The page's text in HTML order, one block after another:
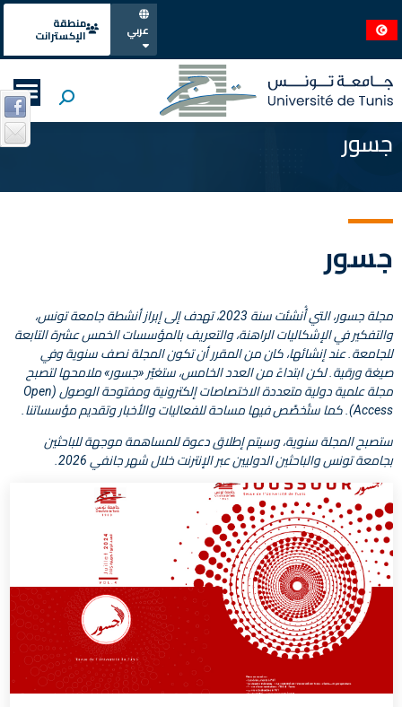
عربي
منطقة
الإكسترانت
جسور
جسور
مجلة جسور، التي أُنشئت سنة 2023، تهدف إلى إبراز أنشطة جامعة تونس،
والتفكير في الإشكاليات الراهنة، والتعريف بالمؤسسات الخمس عشرة التابعة
للجامعة. عند إنشائها، كان من المقرر أن تكون المجلة نصف سنوية وفي
صيغة ورقية. لكن ابتداءً من العدد الخامس، ستغيّر «جسور» ملامحها لتصبح
مجلة علمية دولية متعددة الاختصاصات إلكترونية ومفتوحة الوصول (Open
Access). كما ستُخصَّص فيها مساحة للفعاليات والأخبار وتقديم مؤسساتنا.
ستصبح المجلة سنوية، وسيتم إطلاق دعوة للمساهمة موجهة للباحثين
بجامعة تونس والباحثين الدوليين عبر الإنترنت خلال شهر جانفي 2026.